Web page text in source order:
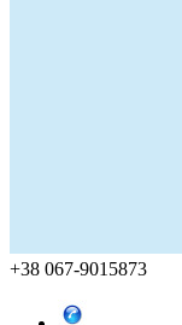
+38 067-9015873